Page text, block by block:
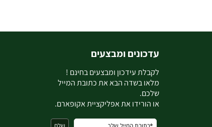
עדכונים ומבצעים
לקבלת עידכון ומבצעים בחינם !
מלאו בשדה הבא את כתובת המייל
שלכם.
או הורידו את אפליקציית אקופארם.